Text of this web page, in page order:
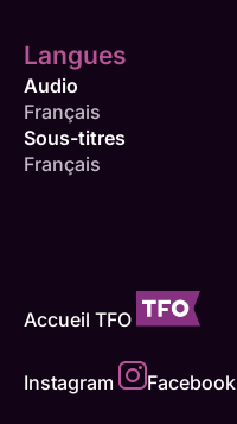
Langues
Audio
Français
Sous-titres
Français
Accueil TFO
Instagram Facebook